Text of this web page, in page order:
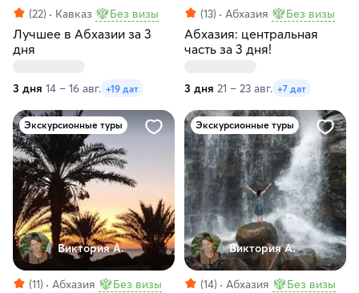
(22) Кавказ Без визы
Лучшее в Абхазии за 3
дня
3 дня 14 – 16 авг. +19 дат
(13) Абхазия Без визы
Абхазия: центральная
часть за 3 дня!
3 дня 21 – 23 авг. +7 дат
Экскурсионные туры
Виктория А.
(11) Абхазия Без визы
Экскурсионные туры
Виктория А.
(14) Абхазия Без визы